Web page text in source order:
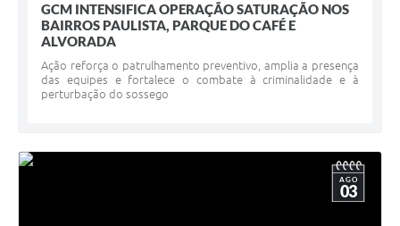
GCM INTENSIFICA OPERAÇÃO SATURAÇÃO NOS
BAIRROS PAULISTA, PARQUE DO CAFÉ E
ALVORADA
Ação reforça o patrulhamento preventivo, amplia a presença
das equipes e fortalece o combate à criminalidade e à
perturbação do sossego
AGO
03